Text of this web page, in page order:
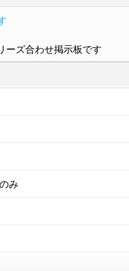
ーズ合わせ掲示板です
み